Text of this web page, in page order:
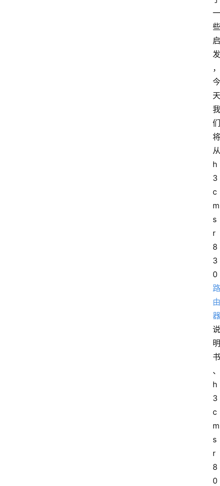
一
些
启
发
，
今
天
我
们
将
从
h
3
c
m
s
r
8
3
0
路
由
器
说
明
书
、
h
3
c
m
s
r
8
0